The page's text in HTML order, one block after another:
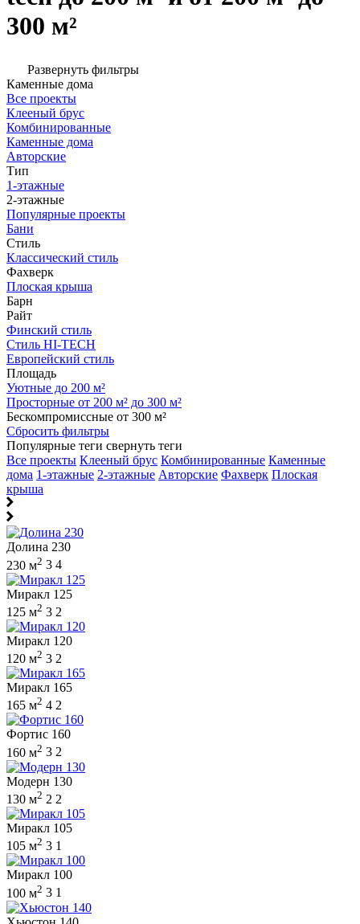
300 м²
Развернуть фильтры
Каменные дома
Все проекты
Клееный брус
Комбинированные
Каменные дома
Авторские
Тип
1-этажные
2-этажные
Популярные проекты
Бани
Стиль
Классический стиль
Фахверк
Плоская крыша
Барн
Райт
Финский стиль
Стиль HI-TECH
Европейский стиль
Площадь
Уютные до 200 м²
Просторные от 200 м² до 300 м²
Бескомпромиссные от 300 м²
Сбросить фильтры
Популярные теги свернуть теги
Все проекты Клееный брус Комбинированные Каменные
дома 1-этажные 2-этажные Авторские Фахверк Плоская
крыша
Долина 230
230 м2 3 4
Миракл 125
125 м2 3 2
Миракл 120
120 м2 3 2
Миракл 165
165 м2 4 2
Фортис 160
160 м2 3 2
Модерн 130
130 м2 2 2
Миракл 105
105 м2 3 1
Миракл 100
100 м2 3 1